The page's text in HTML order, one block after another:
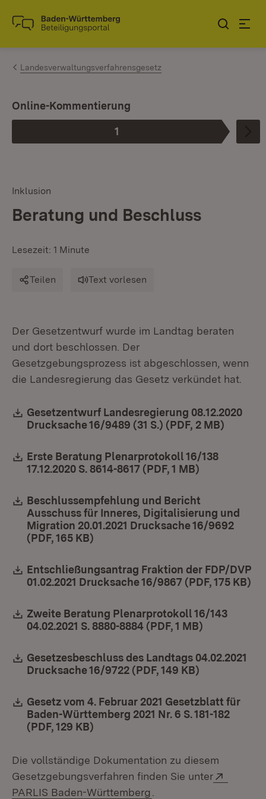
Zum Inhalt springen
Link zur Startseite
Landesverwaltungsverfahrensgesetz
Phase
1
:
Online-Kommentierung
Inklusion
Beratung und Beschluss
Lesezeit: 1 Minute
Teilen Text vorlesen
Der Gesetzentwurf wurde im Landtag beraten
und dort beschlossen. Der
Gesetzgebungsprozess ist abgeschlossen, wenn
die Landesregierung das Gesetz verkündet hat.
Download:
Gesetzentwurf Landesregierung 08.12.2020
Drucksache 16/9489 (31 S.) (PDF, 2 MB)
Download:
Erste Beratung Plenarprotokoll 16/138
17.12.2020 S. 8614-8617 (PDF, 1 MB)
Download:
Beschlussempfehlung und Bericht
Ausschuss für Inneres, Digitalisierung und
Migration 20.01.2021 Drucksache 16/9692
(PDF, 165 KB)
Download:
Entschließungsantrag Fraktion der FDP/DVP
01.02.2021 Drucksache 16/9867 (PDF, 175 KB)
Download:
Zweite Beratung Plenarprotokoll 16/143
04.02.2021 S. 8880-8884 (PDF, 1 MB)
Download:
Gesetzesbeschluss des Landtags 04.02.2021
Drucksache 16/9722 (PDF, 149 KB)
Download:
Gesetz vom 4. Februar 2021 Gesetzblatt für
Baden-Württemberg 2021 Nr. 6 S. 181-182
(PDF, 129 KB)
Die vollständige Dokumentation zu diesem
Gesetzgebungsverfahren finden Sie unter
PARLIS Baden-Württemberg